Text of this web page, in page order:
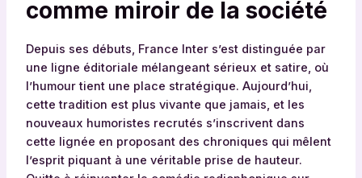
comme miroir de la société
Depuis ses débuts, France Inter s’est distinguée par
une ligne éditoriale mélangeant sérieux et satire, où
l’humour tient une place stratégique. Aujourd’hui,
cette tradition est plus vivante que jamais, et les
nouveaux humoristes recrutés s’inscrivent dans
cette lignée en proposant des chroniques qui mêlent
l’esprit piquant à une véritable prise de hauteur.